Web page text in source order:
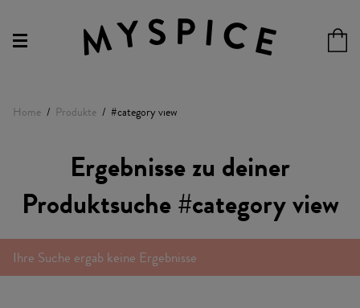
Home Produkte #category view
Ergebnisse zu deiner
Produktsuche #category view
Ihre Suche ergab keine Ergebnisse